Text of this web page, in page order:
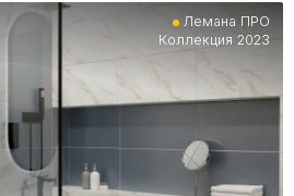
Лемана ПРО
Коллекция 2023